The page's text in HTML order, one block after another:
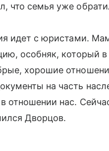
что семья уже
идет с юристами.
особняк, который
хорошие
на часть
отношении нас.
Дворцов.